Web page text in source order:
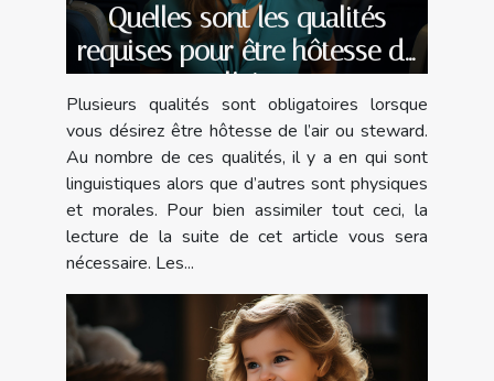
Quelles sont les qualités
requises pour être hôtesse de
l’air
Plusieurs qualités sont obligatoires lorsque
vous désirez être hôtesse de l’air ou steward.
Au nombre de ces qualités, il y a en qui sont
linguistiques alors que d’autres sont physiques
et morales. Pour bien assimiler tout ceci, la
lecture de la suite de cet article vous sera
nécessaire. Les...